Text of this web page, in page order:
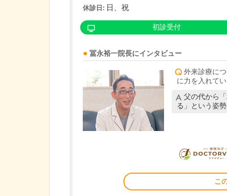
休診日: 日、祝
初診受付
冨永裕一院長にインタビュー
外来診療に
に力を入れて
父の代から
る」という姿
こ